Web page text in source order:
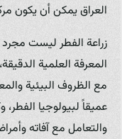
العراق يمكن أن يكون
زراعة الفطر ليست مجرد
المعرفة العلمية
مع الظروف البيئية
عميقاً لبيولوجيا الفطر،
والتعامل مع آفاته